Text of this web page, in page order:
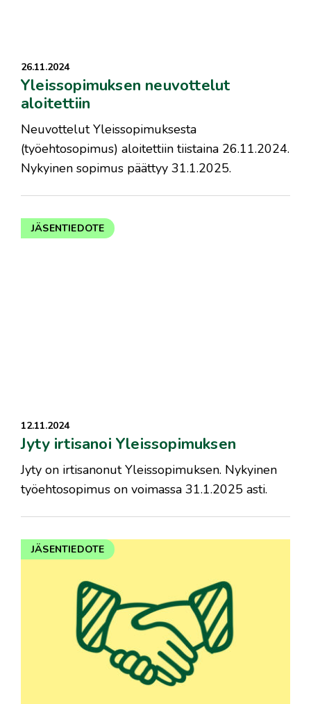
26.11.2024
Yleissopimuksen neuvottelut
aloitettiin
Neuvottelut Yleissopimuksesta
(työehtosopimus) aloitettiin tiistaina 26.11.2024.
Nykyinen sopimus päättyy 31.1.2025.
JÄSENTIEDOTE
12.11.2024
Jyty irtisanoi Yleissopimuksen
Jyty on irtisanonut Yleissopimuksen. Nykyinen
työehtosopimus on voimassa 31.1.2025 asti.
JÄSENTIEDOTE